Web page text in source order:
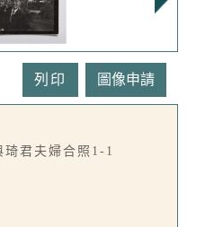
列印
琦君夫婦合照1-1